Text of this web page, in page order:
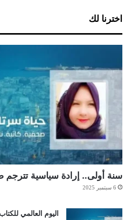
اخترنا لك
سنة أولى.. إرادة سياسية
6 سبتمبر 2025
اليوم العالمي